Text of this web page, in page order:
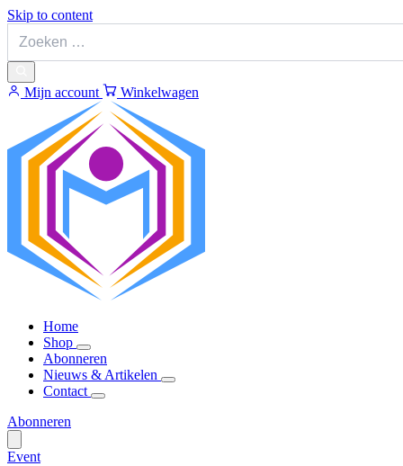
Skip to content
Mijn account Winkelwagen
Home
Shop
Abonneren
Nieuws & Artikelen
Contact
Abonneren
Event